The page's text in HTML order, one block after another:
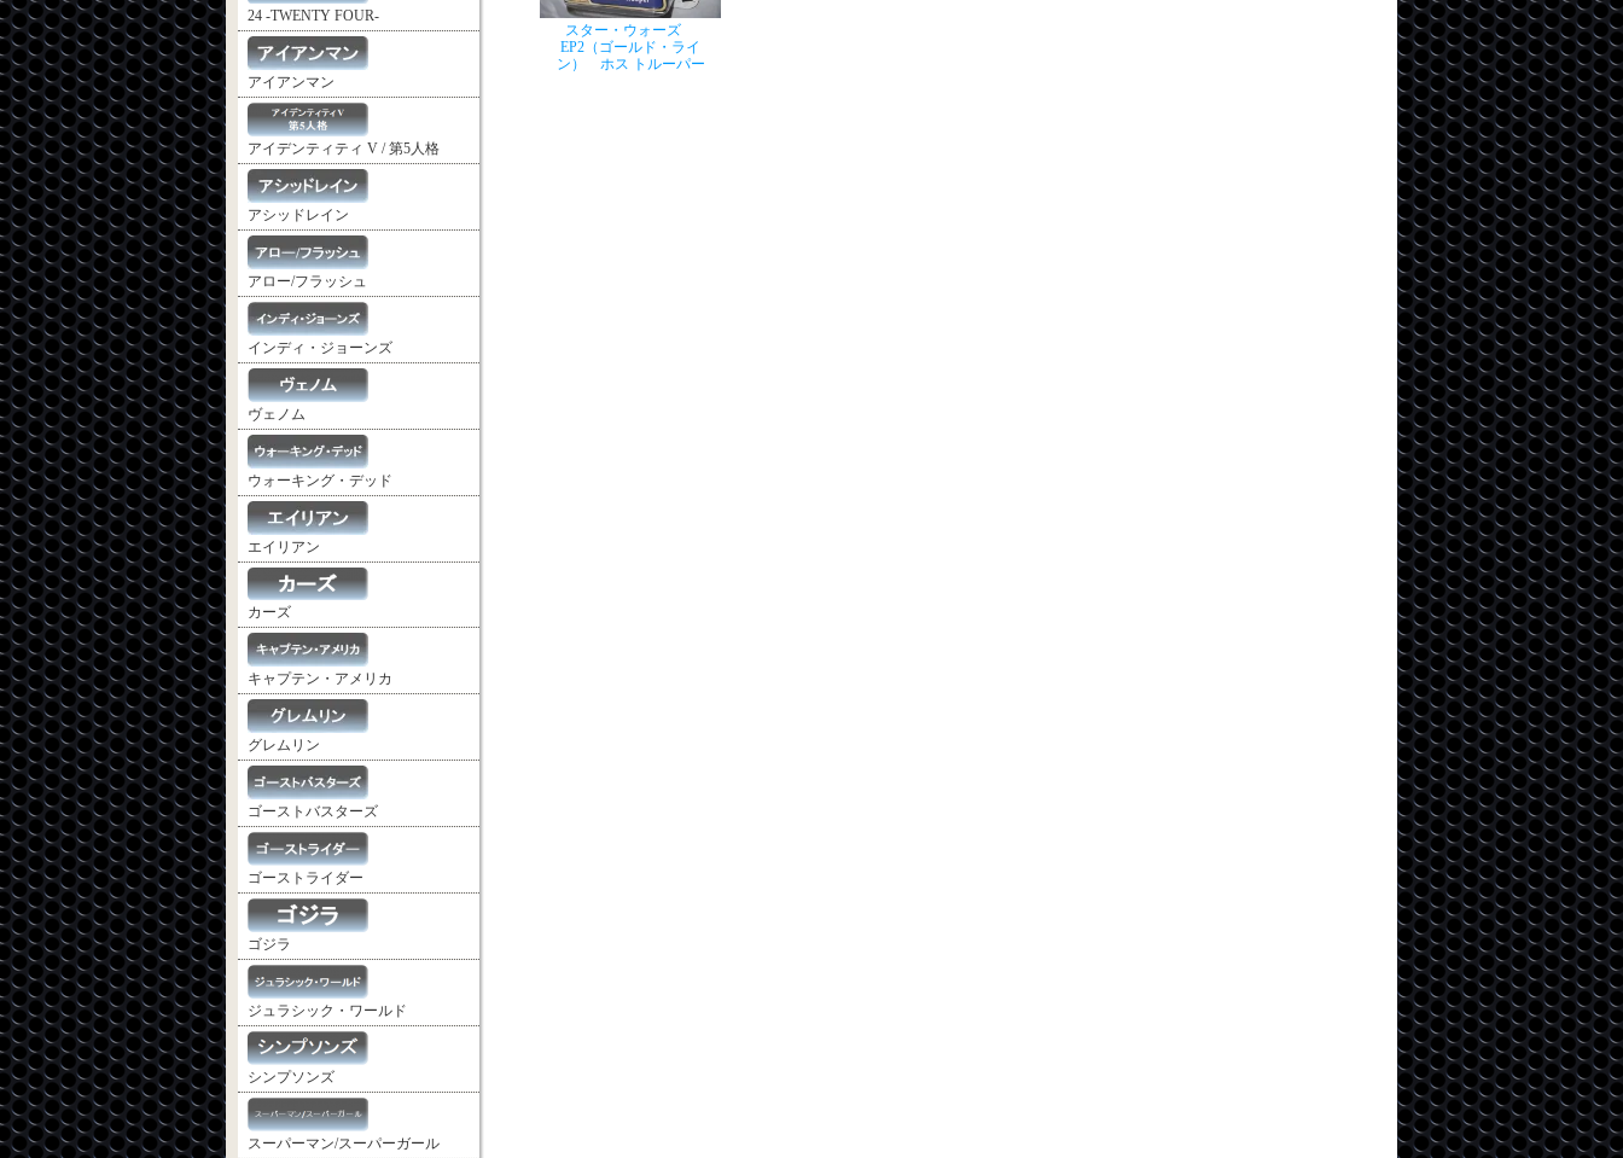
24 -TWENTY FOUR-
アイアンマン
アイデンティティ V / 第5人格
アシッドレイン
アロー/フラッシュ
インディ・ジョーンズ
ヴェノム
ウォーキング・デッド
エイリアン
カーズ
キャプテン・アメリカ
グレムリン
ゴーストバスターズ
ゴーストライダー
ゴジラ
ジュラシック・ワールド
シンプソンズ
スーパーマン/スーパーガール
スター・ウォーズ
EP2（ゴールド・ライ
ン） ホス トルーパー